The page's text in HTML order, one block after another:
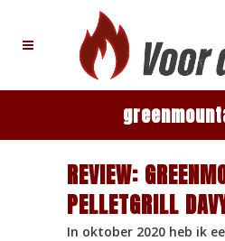
REVIEW:
PELLETGRILL
In oktober 2020 heb ik